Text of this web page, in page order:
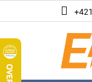
na